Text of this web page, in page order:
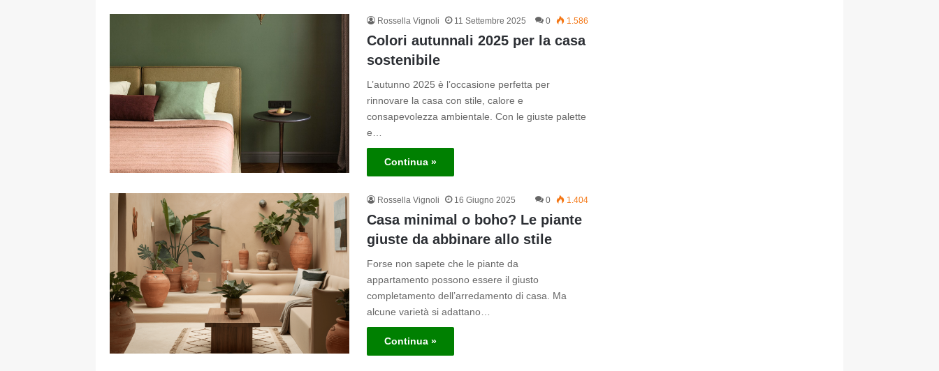
Rossella Vignoli 11 Settembre 2025 0 1.586
Colori autunnali 2025 per la casa
sostenibile
L’autunno 2025 è l’occasione perfetta per
rinnovare la casa con stile, calore e
consapevolezza ambientale. Con le giuste palette
e…
Continua »
Rossella Vignoli 16 Giugno 2025 0 1.404
Casa minimal o boho? Le piante
giuste da abbinare allo stile
Forse non sapete che le piante da
appartamento possono essere il giusto
completamento dell’arredamento di casa. Ma
alcune varietà si adattano…
Continua »